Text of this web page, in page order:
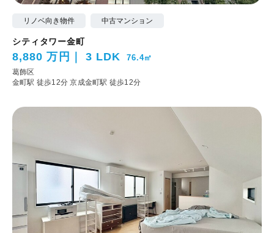
リノベ向き物件 中古マンション
シティタワー金町
8,880 万円 3 LDK 76.4㎡
葛飾区
金町駅 徒歩12分京成金町駅 徒歩12分